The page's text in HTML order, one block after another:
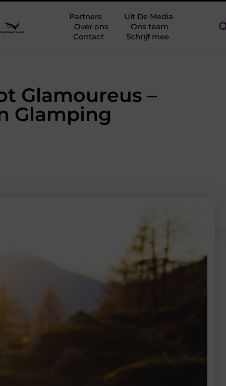
Partners
Uit De Media
Over ons
Ons team
Contact
Schrijf mee
Glamoureus –
Glamping